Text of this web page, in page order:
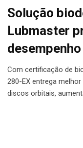
Solução
Lubmaster
Com certificação de
280-EX entrega
discos orbitais,